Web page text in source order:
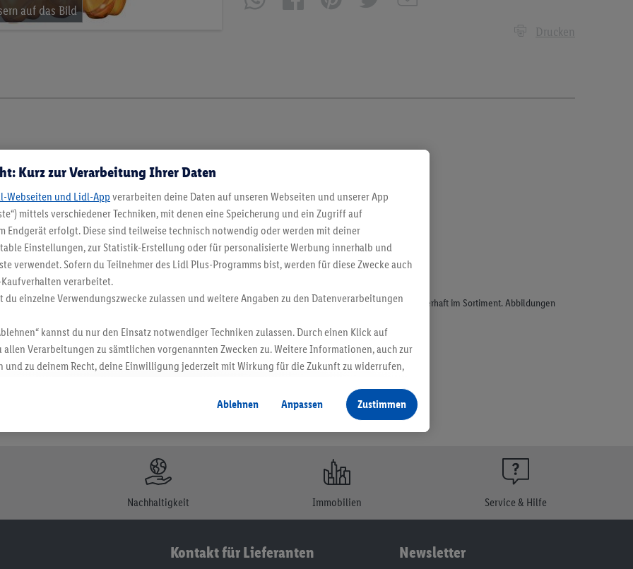
Drucken
Verkauf ohne Dekoration. Die hier beworbenen Produkte, vor allem NonFood-Produkte, sind nicht alle dauerhaft im Sortiment. Abbildungen
Nachhaltigkeit Immobilien Service & Hilfe
Kontakt für Lieferanten Newsletter
Kurz zur Verarbeitung Ihrer Daten
Webseiten und Lidl-App verarbeiten deine Daten auf unseren Webseiten und unserer App
mittels verschiedener Techniken, mit denen eine Speicherung und ein Zugriff auf
Endgerät erfolgt. Diese sind teilweise technisch notwendig oder werden mit deiner
Einstellungen, zur Statistik-Erstellung oder für personalisierte Werbung innerhalb und
verwendet. Sofern du Teilnehmer des Lidl Plus-Programms bist, werden für diese Zwecke auch
verarbeitet.
du einzelne Verwendungszwecke zulassen und weitere Angaben zu den Datenverarbeitungen
kannst du nur den Einsatz notwendiger Techniken zulassen. Durch einen Klick auf
allen Verarbeitungen zu sämtlichen vorgenannten Zwecken zu. Weitere Informationen, auch zur
und zu deinem Recht, deine Einwilligung jederzeit mit Wirkung für die Zukunft zu widerrufen,
Ablehnen
Anpassen Zustimmen